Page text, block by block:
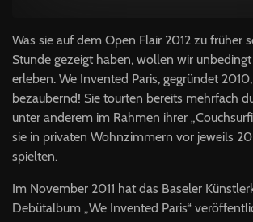
Was sie auf dem Open Flair 2012 zu früher
Stunde gezeigt haben, wollen wir
erleben. We Invented Paris, gegründet
bezaubernd! Sie tourten bereits mehrfach
unter anderem im Rahmen ihrer
sie in privaten Wohnzimmern vor jeweils
spielten.
Im November 2011 hat das Baseler
Debütalbum „We Invented Paris“